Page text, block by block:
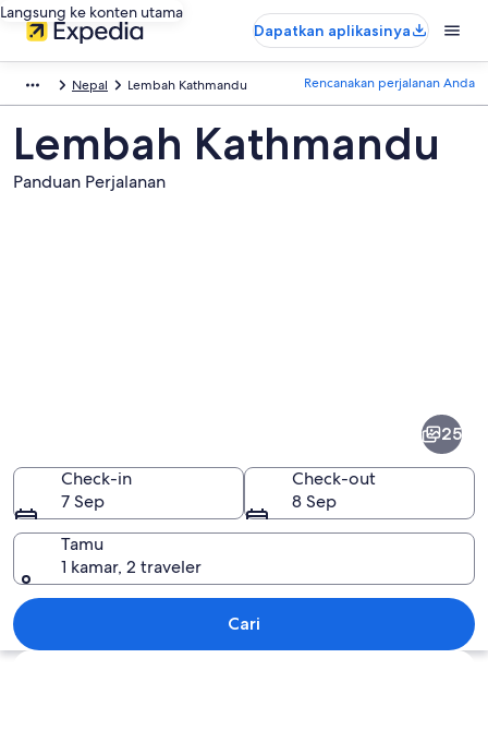
Langsung ke konten utama
Dapatkan aplikasinya
Nepal Lembah Kathmandu Rencanakan perjalanan Anda
Lembah Kathmandu
Panduan Perjalanan
25
Check-in
7 Sep
Check-out
8 Sep
Tamu
1 kamar, 2 traveler
Cari
Jelajahi peta